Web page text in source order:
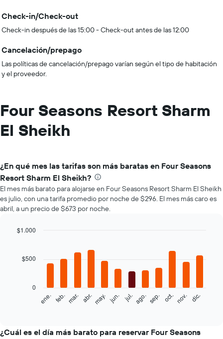
Check-in/Check-out
Check-in después de las 15:00 - Check-out antes de las 12:00
Cancelación/prepago
Las políticas de cancelación/prepago varían según el tipo de habitación
y el proveedor.
Four Seasons Resort Sharm
El Sheikh
¿En qué mes las tarifas son más baratas en Four Seasons
Resort Sharm El Sheikh?
El mes más barato para alojarse en Four Seasons Resort Sharm El Sheikh
es julio, con una tarifa promedio por noche de $296. El mes más caro es
abril, a un precio de $673 por noche.
with
siguiente
el
ene. feb. mar. abr.may. jun. jul. ago. sep. oct. nov. dic.
0
$500
$1.000
¿Cuál es el día más barato para reservar Four Seasons